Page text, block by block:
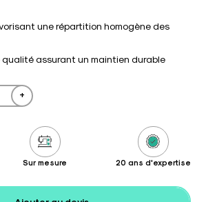
une répartition homogène des
assurant un maintien durable
+
Sur mesure 20 ans d'expertise